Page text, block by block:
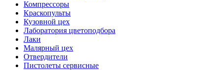
Компрессоры
Краскопульты
Кузовной цех
Лаборатория цветоподбора
Лаки
Малярный цех
Отвердители
Пистолеты сервисные